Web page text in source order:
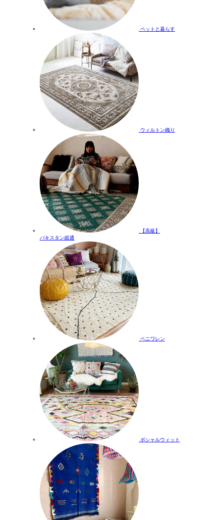
ペットと暮らす
ウィルトン織り
【高級】
パキスタン緞通
ベニワレン
ボシャルウィット